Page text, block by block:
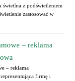
świetlna z podświetleniem
zastosować w
– reklama
– reklama
firmę i